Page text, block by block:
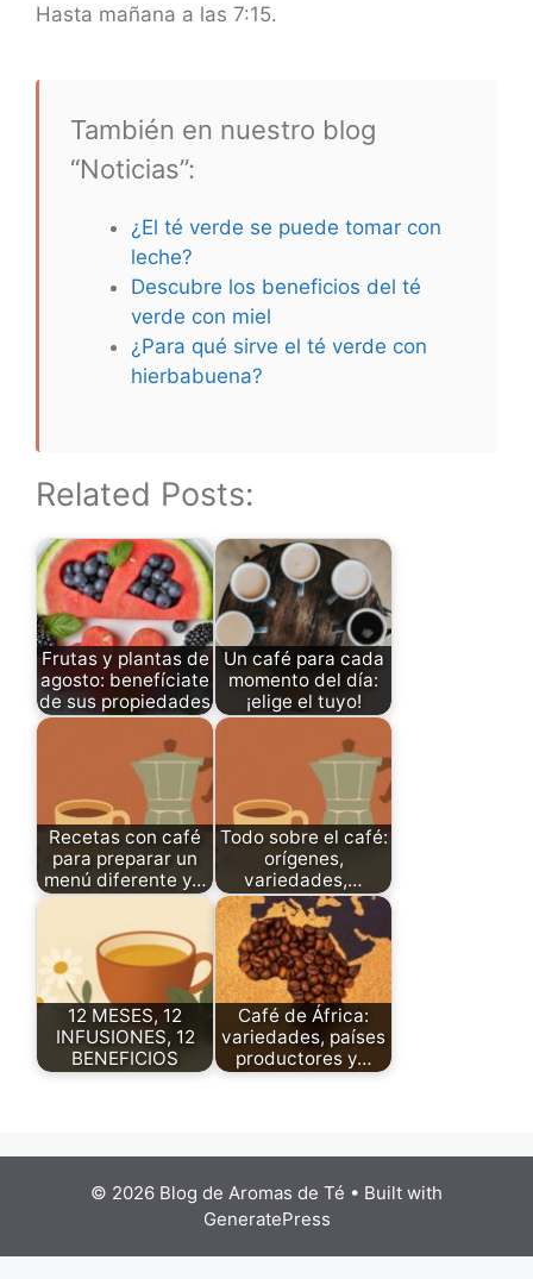
Hasta mañana a las 7:15.
También en nuestro blog
“Noticias”:
¿El té verde se puede tomar con
leche?
Descubre los beneficios del té
verde con miel
¿Para qué sirve el té verde con
hierbabuena?
Related Posts:
Frutas y plantas de
agosto: benefíciate
de sus propiedades
Un café para cada
momento del día:
¡elige el tuyo!
Recetas con café
para preparar un
menú diferente y…
Todo sobre el café:
orígenes,
variedades,…
12 MESES, 12
INFUSIONES, 12
BENEFICIOS
Café de África:
variedades, países
productores y…
© 2026 Blog de Aromas de Té • Built with
GeneratePress